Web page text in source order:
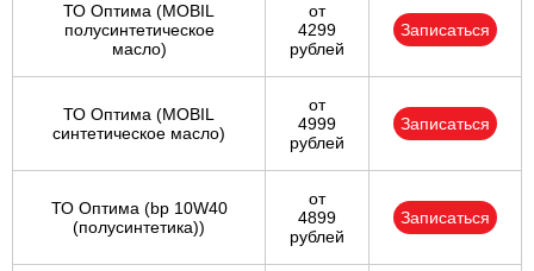
ТО Оптима (MOBIL
полусинтетическое
масло)
от
4299
рублей
Записаться
ТО Оптима (MOBIL
синтетическое масло)
от
4999
рублей
Записаться
ТО Оптима (bp 10W40
(полусинтетика))
от
4899
рублей
Записаться